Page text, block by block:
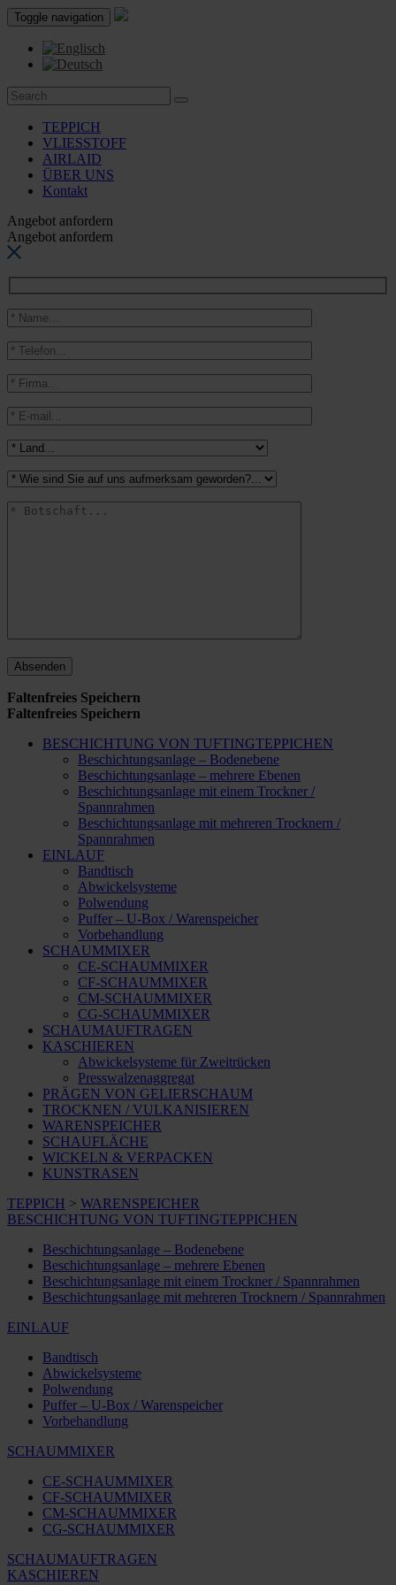
Toggle navigation
TEPPICH
VLIESSTOFF
AIRLAID
ÜBER UNS
Kontakt
Angebot anfordern
Angebot anfordern
Faltenfreies Speichern
Faltenfreies Speichern
BESCHICHTUNG VON TUFTINGTEPPICHEN
Beschichtungsanlage – Bodenebene
Beschichtungsanlage – mehrere Ebenen
Beschichtungsanlage mit einem Trockner /
Spannrahmen
Beschichtungsanlage mit mehreren Trocknern /
Spannrahmen
EINLAUF
Bandtisch
Abwickelsysteme
Polwendung
Puffer – U-Box / Warenspeicher
Vorbehandlung
SCHAUMMIXER
CE-SCHAUMMIXER
CF-SCHAUMMIXER
CM-SCHAUMMIXER
CG-SCHAUMMIXER
SCHAUMAUFTRAGEN
KASCHIEREN
Abwickelsysteme für Zweitrücken
Presswalzenaggregat
PRÄGEN VON GELIERSCHAUM
TROCKNEN / VULKANISIEREN
WARENSPEICHER
SCHAUFLÄCHE
WICKELN & VERPACKEN
KUNSTRASEN
TEPPICH > WARENSPEICHER
BESCHICHTUNG VON TUFTINGTEPPICHEN
Beschichtungsanlage – Bodenebene
Beschichtungsanlage – mehrere Ebenen
Beschichtungsanlage mit einem Trockner / Spannrahmen
Beschichtungsanlage mit mehreren Trocknern / Spannrahmen
EINLAUF
Bandtisch
Abwickelsysteme
Polwendung
Puffer – U-Box / Warenspeicher
Vorbehandlung
SCHAUMMIXER
CE-SCHAUMMIXER
CF-SCHAUMMIXER
CM-SCHAUMMIXER
CG-SCHAUMMIXER
SCHAUMAUFTRAGEN
KASCHIEREN